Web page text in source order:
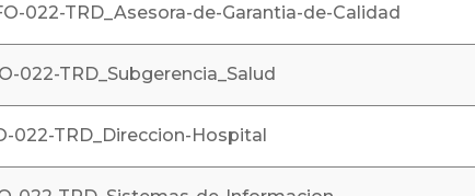
022-TRD_Asesora-de-Garantia-de-Calidad
022-TRD_Subgerencia_Salud
022-TRD_Direccion-Hospital